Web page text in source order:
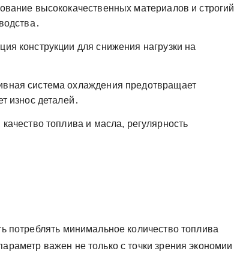
высококачественных материалов и строгий
конструкции для снижения нагрузки на
система охлаждения предотвращает
износ деталей․
топлива и масла, регулярность
потреблять минимальное количество топлива
важен не только с точки зрения экономии